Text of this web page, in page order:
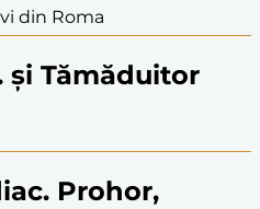
din Roma
și Tămăduitor
Prohor,